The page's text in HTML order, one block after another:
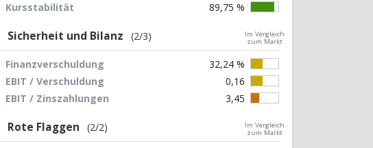
Kursstabilität
89,75 %
Sicherheit und Bilanz (2/3)
Im Vergleich
zum Markt
Finanzverschuldung
32,24 %
EBIT / Verschuldung
0,16
EBIT / Zinszahlungen
3,45
Rote Flaggen (2/2)
Im Vergleich
zum Markt